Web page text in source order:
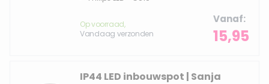
Op voorraad,
Vandaag verzonden
Vanaf
15,95
IP44 LED inbouwspot | Sanja